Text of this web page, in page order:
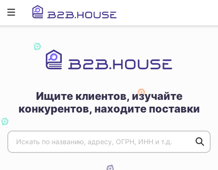
Развернуть
Ищите клиентов, изучайте
конкурентов, находите поставки